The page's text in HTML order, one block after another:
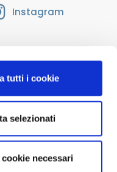
tutti i cookie
selezionati
necessari
Instagram
versato.
sito www.ecofarma.it
esclusivamente a